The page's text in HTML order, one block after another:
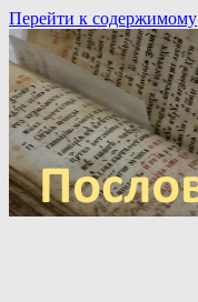
Перейти к содержимому